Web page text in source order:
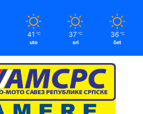
41 ℃
uto
37 ℃
sri
36 ℃
čet